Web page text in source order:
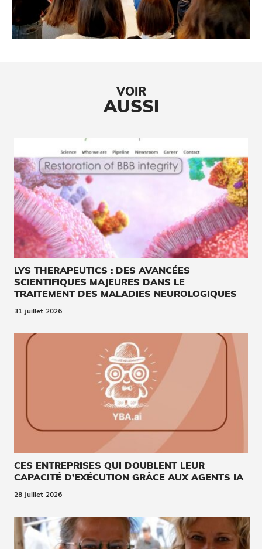
VOIR
AUSSI
LYS THERAPEUTICS : DES AVANCÉES
SCIENTIFIQUES MAJEURES DANS LE
TRAITEMENT DES MALADIES NEUROLOGIQUES
31 juillet 2026
CES ENTREPRISES QUI DOUBLENT LEUR
CAPACITÉ D’EXÉCUTION GRÂCE AUX AGENTS IA
28 juillet 2026